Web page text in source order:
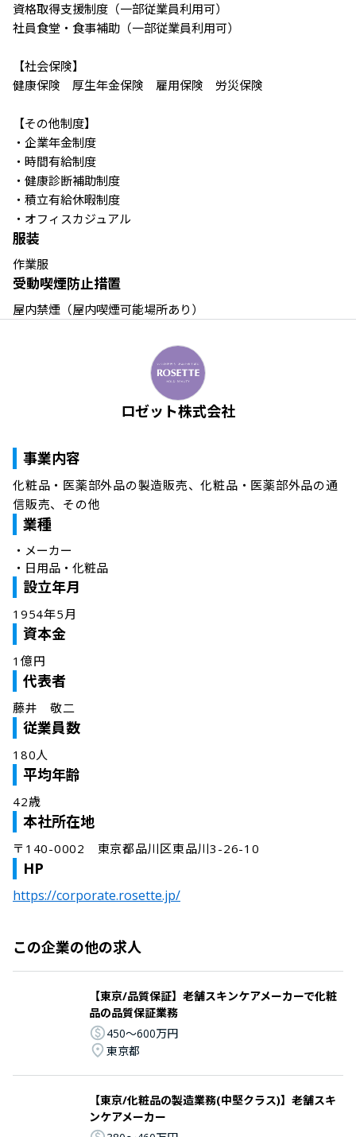
資格取得支援制度（一部従業員利用可）
社員食堂・食事補助（一部従業員利用可）
【社会保険】
健康保険　厚生年金保険　雇用保険　労災保険
【その他制度】
・企業年金制度
・時間有給制度
・健康診断補助制度
・積立有給休暇制度
・オフィスカジュアル
服装
作業服
受動喫煙防止措置
屋内禁煙（屋内喫煙可能場所あり）
ロゼット株式会社
事業内容
化粧品・医薬部外品の製造販売、化粧品・医薬部外品の通
信販売、その他
業種
・ メーカー
・ 日用品・化粧品
設立年月
1954年5月
資本金
1億円
代表者
藤井　敬二
従業員数
180人
平均年齢
42歳
本社所在地
〒140-0002　東京都品川区東品川3-26-10
HP
https://corporate.rosette.jp/
この企業の他の求人
【東京/品質保証】老舗スキンケアメーカーで化粧
品の品質保証業務
450〜600万円
東京都
【東京/化粧品の製造業務(中堅クラス)】老舗スキ
ンケアメーカー